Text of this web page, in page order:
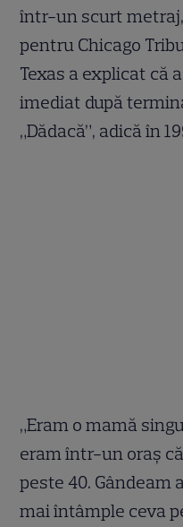
într-un scurt metraj,
pentru Chicago
Texas a explicat că
imediat după
„Dădacă”, adică în
„Eram o mamă
eram într-un oraș
peste 40. Gândeam
mai întâmple ceva